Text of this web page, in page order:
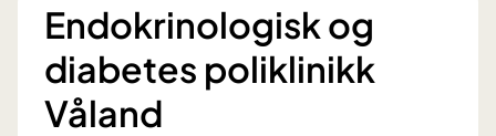
Endokrinologisk og
diabetes poliklinikk
Våland